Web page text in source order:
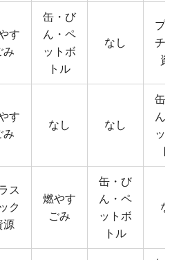
す
み
缶・び
ん・ペ
ットボ
トル
なし
プ
チ
す
み
なし なし
缶
ん
ッ
ス
ク
源
燃やす
ごみ
缶・び
ん・ペ
ットボ
トル